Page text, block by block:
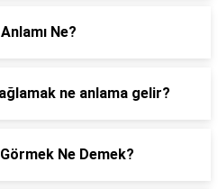
Ne?
ne anlama gelir?
Ne Demek?